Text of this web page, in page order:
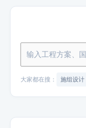
大家都在搜： 施组设计